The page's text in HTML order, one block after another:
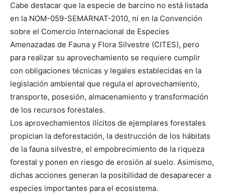
Cabe destacar que la especie de barcino no está listada
en la NOM-059-SEMARNAT-2010, ni en la Convención
sobre el Comercio Internacional de Especies
Amenazadas de Fauna y Flora Silvestre (CITES), pero
para realizar su aprovechamiento se requiere cumplir
con obligaciones técnicas y legales establecidas en la
legislación ambiental que regula el aprovechamiento,
transporte, posesión, almacenamiento y transformación
de los recursos forestales.
Los aprovechamientos ilícitos de ejemplares forestales
propician la deforestación, la destrucción de los hábitats
de la fauna silvestre, el empobrecimiento de la riqueza
forestal y ponen en riesgo de erosión al suelo. Asimismo,
dichas acciones generan la posibilidad de desaparecer a
especies importantes para el ecosistema.